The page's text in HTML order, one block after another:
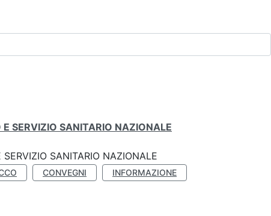
SERVIZIO SANITARIO NAZIONALE
SANITARIO NAZIONALE
CONVEGNI
INFORMAZIONE